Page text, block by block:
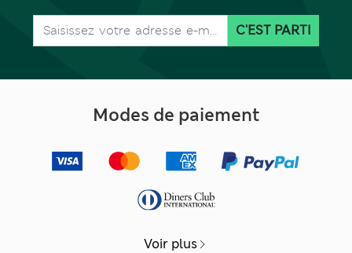
C'EST PARTI
Modes de paiement
Voir plus